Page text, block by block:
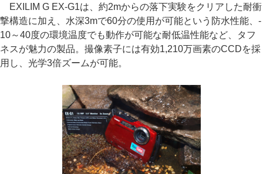
EXILIM G EX-G1は、約2mからの落下実験をクリアした耐衝
撃構造に加え、水深3mで60分の使用が可能という防水性能、-
10～40度の環境温度でも動作が可能な耐低温性能など、タフ
ネスが魅力の製品。撮像素子には有効1,210万画素のCCDを採
用し、光学3倍ズームが可能。